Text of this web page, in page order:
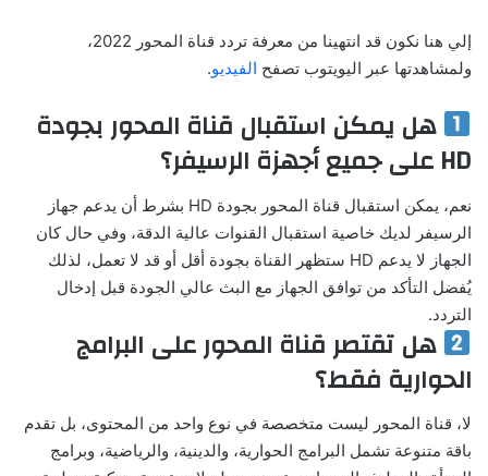
إلي هنا نكون قد انتهينا من معرفة تردد قناة المحور 2022،
ولمشاهدتها عبر اليويتوب تصفح الفيديو.
هل يمكن استقبال قناة المحور بجودة
HD على جميع أجهزة الرسيفر؟
نعم، يمكن استقبال قناة المحور بجودة HD بشرط أن يدعم جهاز
الرسيفر لديك خاصية استقبال القنوات عالية الدقة، وفي حال كان
الجهاز لا يدعم HD ستظهر القناة بجودة أقل أو قد لا تعمل، لذلك
يُفضل التأكد من توافق الجهاز مع البث عالي الجودة قبل إدخال
التردد.
هل تقتصر قناة المحور على البرامج
الحوارية فقط؟
لا، قناة المحور ليست متخصصة في نوع واحد من المحتوى، بل تقدم
باقة متنوعة تشمل البرامج الحوارية، والدينية، والرياضية، وبرامج